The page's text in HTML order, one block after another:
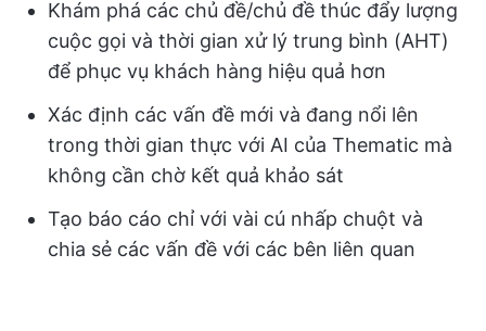
Khám phá các chủ đề/chủ đề thúc đẩy lượng
cuộc gọi và thời gian xử lý trung bình (AHT)
để phục vụ khách hàng hiệu quả hơn
Xác định các vấn đề mới và đang nổi lên
trong thời gian thực với AI của Thematic mà
không cần chờ kết quả khảo sát
Tạo báo cáo chỉ với vài cú nhấp chuột và
chia sẻ các vấn đề với các bên liên quan